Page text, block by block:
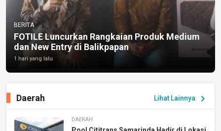
BERITA
FOTILE Luncurkan Rangkaian Produk Medium
dan New Entry di Balikpapan
1 hari yang lalu
Lihat Lainnya chevron_right
Daerah
DAERAH